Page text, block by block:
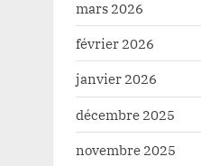
mars 2026
février 2026
janvier 2026
décembre 2025
novembre 2025